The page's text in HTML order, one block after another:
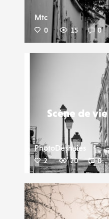
Mtc
0 15 0
Scène de
PhotoDeshaies
2 20 0